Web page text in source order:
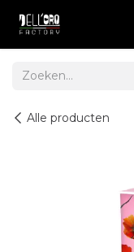
Alle producten